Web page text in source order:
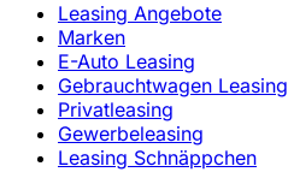
Leasing Angebote
Marken
E-Auto Leasing
Gebrauchtwagen Leasing
Privatleasing
Gewerbeleasing
Leasing Schnäppchen